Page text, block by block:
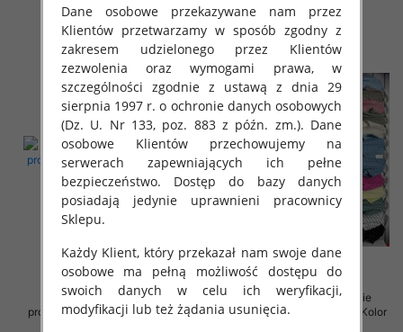
szczegóły szczegóły
Sukienki damskie (Włoskie
produkt) Roz Standard, Mix Kolor
Sukienki damskie (Włoskie
produkt) Roz Standard, Mix Kolor
Dane osobowe przekazywane nam przez
Klientów przetwarzamy w sposób zgodny z
zakresem udzielonego przez Klientów
zezwolenia oraz wymogami prawa, w
szczególności zgodnie z ustawą z dnia 29
sierpnia 1997 r. o ochronie danych osobowych
(Dz. U. Nr 133, poz. 883 z późn. zm.). Dane
osobowe Klientów przechowujemy na
serwerach zapewniających ich pełne
bezpieczeństwo. Dostęp do bazy danych
posiadają jedynie uprawnieni pracownicy
Sklepu.
Każdy Klient, który przekazał nam swoje dane
osobowe ma pełną możliwość dostępu do
swoich danych w celu ich weryfikacji,
modyfikacji lub też żądania usunięcia.